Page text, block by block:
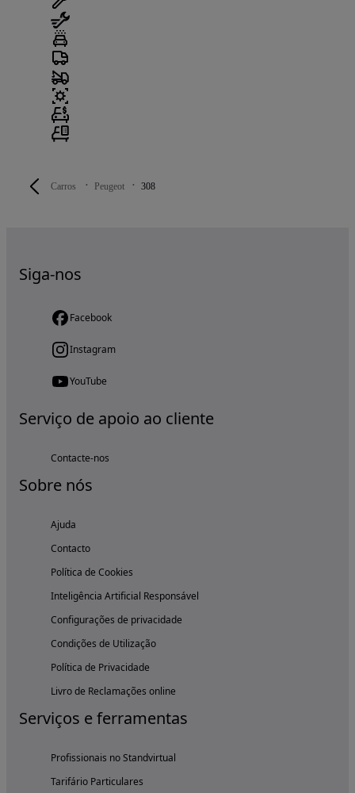
Carros Peugeot 308
Siga-nos
Facebook
Instagram
YouTube
Serviço de apoio ao cliente
Contacte-nos
Sobre nós
Ajuda
Contacto
Política de Cookies
Inteligência Artificial Responsável
Configurações de privacidade
Condições de Utilização
Política de Privacidade
Livro de Reclamações online
Serviços e ferramentas
Profissionais no Standvirtual
Tarifário Particulares